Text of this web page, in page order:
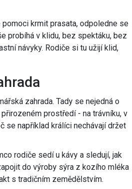
krmit prasata, odpoledne se
probíhá v klidu, bez spektáku, bez
návyky. Rodiče si tu užijí klid,
zahrada. Tady se nejedná o
prostředí - na trávníku, v
se například králíci nechávají držet
rodiče sedí u kávy a sledují, jak
do výroby sýra z kozího mléka
s tradičním zemědělstvím.